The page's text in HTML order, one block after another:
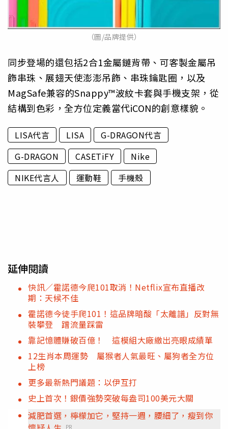
（圖/品牌提供）
同步登場的還包括2合1金屬鏈背帶、可客製金屬吊
飾串珠、展翅天使澎澎吊飾、串珠鑰匙圈，以及
MagSafe兼容的Snappy™波紋卡套與手機支架，從
結構到色彩，全方位定義當代iCON的創意樣貌。
LISA代言 LISA
G-DRAGON代言
G-DRAGON
CASETiFY
Nike
NIKE代言人
運動鞋 手機殼
延伸閱讀
快訊／霍諾德今爬101取消！Netflix宣布直播改
期：天候不佳
霍諾德今徒手爬101！這品牌暗酸「太離譜」反對無
裝攀登 蹭流量踩雷
靠記憶體賺破百億！ 這模組大廠繳出亮眼成績單
12生肖本周運勢 屬猴者人氣最旺、屬狗者全方位
上榜
更多最新熱門議題：以伊互打
史上首次！銀價強勢突破每盎司100美元大關
減肥首選，檸檬加它，堅持一週，腰細了，瘦到你
PR